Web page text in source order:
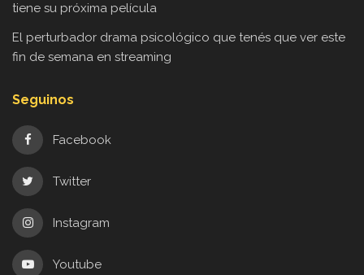
tiene su próxima película
El perturbador drama psicológico que tenés que ver este
fin de semana en streaming
Seguinos
Facebook
Twitter
Instagram
Youtube